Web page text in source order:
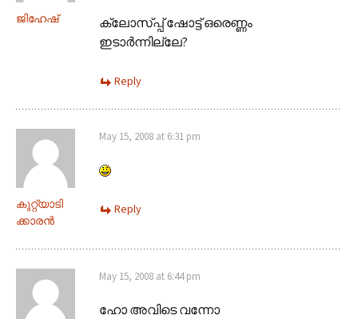
ജിഹേഷ്
ക്ലോസ്പ്പ് ഷോട്ട് ഒരെണ്ണം
ഇടാര്‍ന്നില്ലേ?
Reply
കുറ്റ്യാടി
ക്കാരന്‍
May 15, 2008 at 6:31 pm
Reply
May 15, 2008 at 6:44 pm
ഹോ അവിടെ വന്നോ